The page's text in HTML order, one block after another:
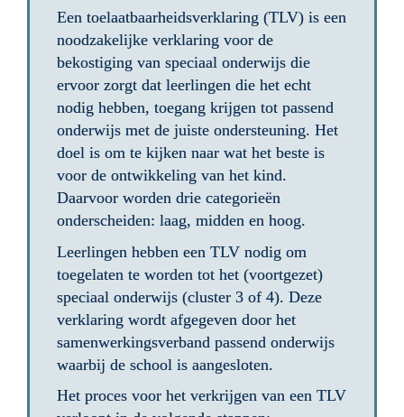
Een toelaatbaarheidsverklaring (TLV) is een
noodzakelijke verklaring voor de
bekostiging van speciaal onderwijs die
ervoor zorgt dat leerlingen die het echt
nodig hebben, toegang krijgen tot passend
onderwijs met de juiste ondersteuning. Het
doel is om te kijken naar wat het beste is
voor de ontwikkeling van het kind.
Daarvoor worden drie categorieën
Leerlingen hebben een TLV nodig om
toegelaten te worden tot het (voortgezet)
speciaal onderwijs (cluster 3 of 4). Deze
verklaring wordt afgegeven door het
samenwerkingsverband passend onderwijs
waarbij de school is aangesloten.
Het proces voor het verkrijgen van een TLV